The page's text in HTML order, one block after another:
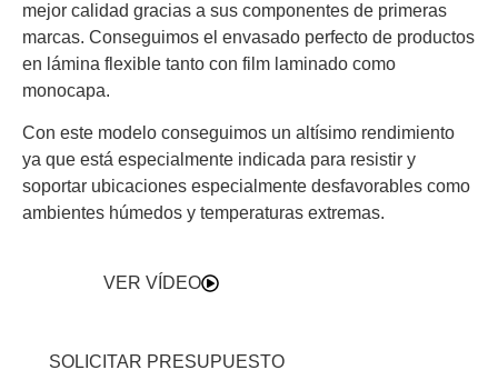
mejor calidad gracias a sus componentes de primeras
marcas. Conseguimos el envasado perfecto de productos
en lámina flexible tanto con film laminado como
monocapa.
Con este modelo conseguimos un altísimo rendimiento
ya que está especialmente indicada para resistir y
soportar ubicaciones especialmente desfavorables como
ambientes húmedos y temperaturas extremas.
VER VÍDEO
SOLICITAR PRESUPUESTO